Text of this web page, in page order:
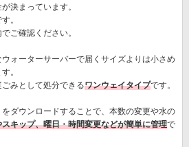
決まっています。
。
ご確認ください。
ォーターサーバーで届くサイズよりは小さめ
。
みとして処分できるワンウェイタイプです。
ダウンロードすることで、本数の変更や水の
キップ、曜日・時間変更などが簡単に管理で